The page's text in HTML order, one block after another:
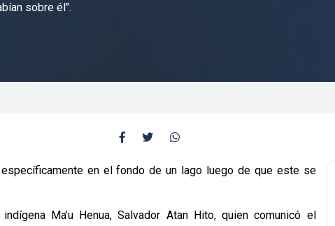
sobre él".
en el fondo de un lago luego de que este se
Ma’u Henua, Salvador Atan Hito, quien comunicó el